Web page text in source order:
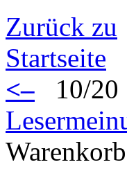
Zurück zu
Startseite
<– 10/
Warenkorb